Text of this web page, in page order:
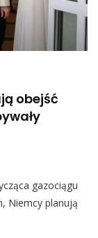
obejść
gazociągu
Niemcy planują